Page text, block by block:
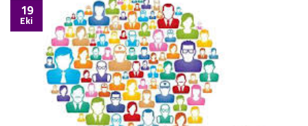
19
Eki